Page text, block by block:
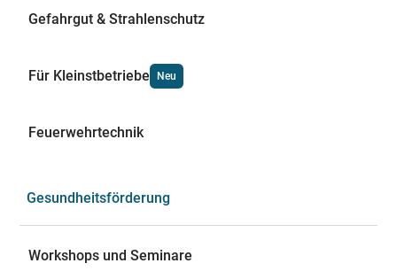
Gefahrgut & Strahlenschutz
Für Kleinstbetriebe Neu
Feuerwehrtechnik
Gesundheitsförderung
Workshops und Seminare